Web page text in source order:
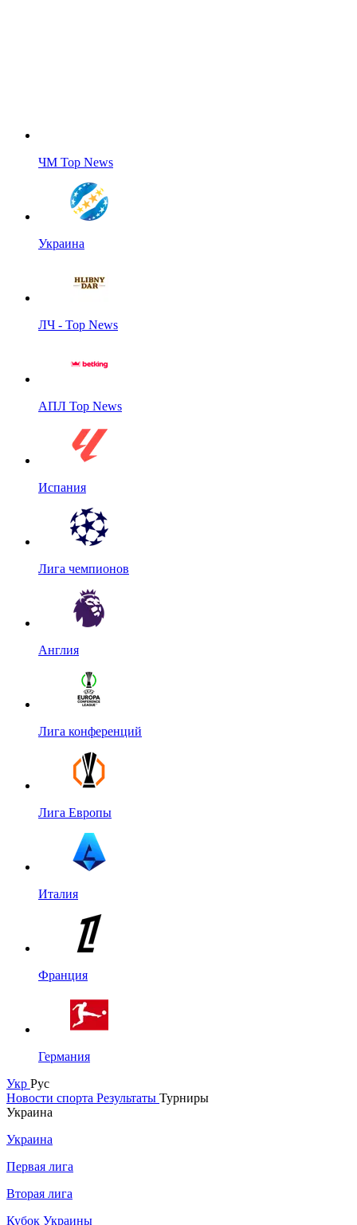
ЧМ Top News
Украина
ЛЧ - Top News
АПЛ Top News
Испания
Лига чемпионов
Англия
Лига конференций
Лига Европы
Италия
Франция
Германия
Укр Рус
Новости спорта Результаты Турниры
Украина
Украина
Первая лига
Вторая лига
Кубок Украины